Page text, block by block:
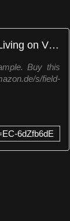
Naxwell - Living on Video (Radio Mix) [Electro House]
Buy this
s/field-
6dZfb6dE